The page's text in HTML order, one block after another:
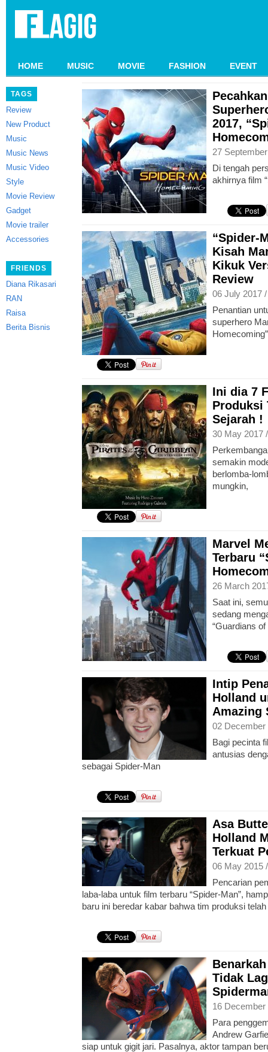
HOME MUSIC MOVIE FASHION EVENT
TAGS
Review
New Product
Music
Music News
Music Video
Style
Movie Review
Gadget
Movie trailer
Accessories
FRIENDS
Diana Rikasari
RAN
Raisa
Berita Bisnis
2017,
27
Di tengah
akhirnya film
“Spider-
Kisah
Kikuk
Review
06 July 2017
Penantian
superhero
Homecoming”
Ini dia 7
Produksi
Sejarah !
30 May 2017
semakin
berlomba-
mungkin,
Marvel
Terbaru
26 March
Saat ini,
sedang
“Guardians
Intip
Holland
Amazing
02
Bagi pecinta
antusias
sebagai Spider-Man
Asa
Holland
Terkuat
06 May 2015
Pencarian
laba-laba untuk film terbaru “Spider-Man”,
baru ini beredar kabar bahwa tim produksi
Tidak
16
Para
Andrew
siap untuk gigit jari. Pasalnya, aktor tampan